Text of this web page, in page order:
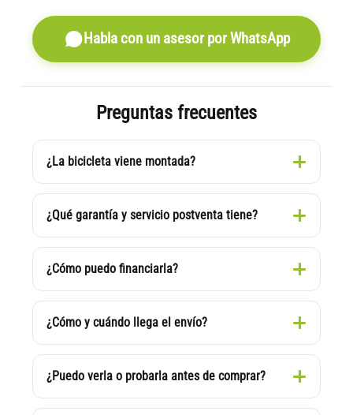
Habla con un asesor por WhatsApp
Preguntas frecuentes
¿La bicicleta viene montada?
¿Qué garantía y servicio postventa tiene?
¿Cómo puedo financiarla?
¿Cómo y cuándo llega el envío?
¿Puedo verla o probarla antes de comprar?